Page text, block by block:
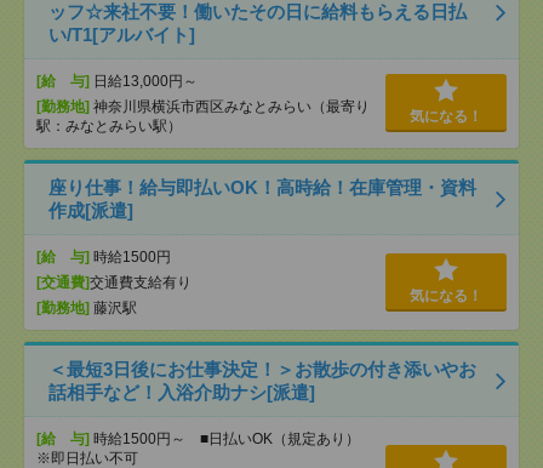
ッフ☆来社不要！働いたその日に給料もらえる日払
い/T1[アルバイト]
[給 与] 日給13,000円～
[勤務地] 神奈川県横浜市西区みなとみらい（最寄り
駅：みなとみらい駅）
気になる！
座り仕事！給与即払いOK！高時給！在庫管理・資料
作成[派遣]
[給 与] 時給1500円
[交通費]交通費支給有り
[勤務地] 藤沢駅
気になる！
＜最短3日後にお仕事決定！＞お散歩の付き添いやお
話相手など！入浴介助ナシ[派遣]
[給 与] 時給1500円～ ■日払いOK（規定あり）
※即日払い不可